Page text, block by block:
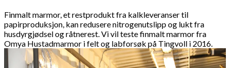
Finmalt marmor, et restprodukt fra kalkleveranser til
papirproduksjon, kan redusere nitrogenutslipp og lukt fra
husdyrgjødsel og råtnerest. Vi vil teste finmalt marmor fra
Omya Hustadmarmor i felt og labforsøk på Tingvoll i 2016.